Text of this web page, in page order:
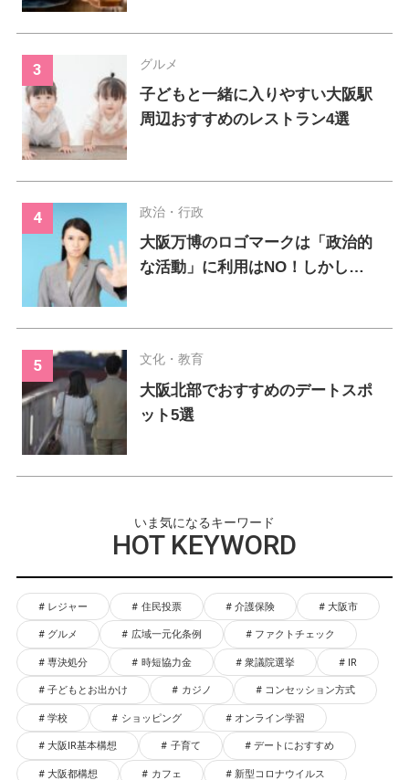
グルメ
子どもと一緒に入りやすい大阪駅
周辺おすすめのレストラン4選
政治・行政
大阪万博のロゴマークは「政治的
な活動」に利用はNO！しかし…
文化・教育
大阪北部でおすすめのデートスポ
ット5選
いま気になるキーワード
HOT KEYWORD
レジャー 住民投票 介護保険 大阪市
グルメ 広域一元化条例 ファクトチェック
専決処分 時短協力金 衆議院選挙 IR
子どもとお出かけ カジノ コンセッション方式
学校 ショッピング オンライン学習
大阪IR基本構想 子育て デートにおすすめ
大阪都構想 カフェ 新型コロナウイルス